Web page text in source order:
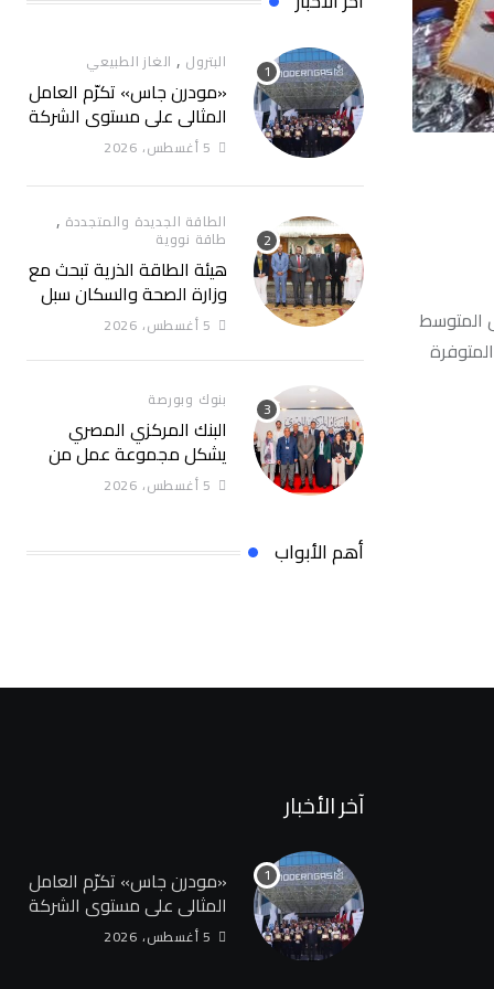
المتوسط
البترول , الغاز الطبيعي
«مودرن جاس» تكرّم العامل
المثالي علي مستوي الشركة
5 أغسطس، 2026
الطاقة الجديدة والمتجددة ,
طاقة نووية
هيئة الطاقة الذرية تبحث مع
وزارة الصحة والسكان سبل
تعزيز التعاون في مجالات
الصحة والعلاج الإشعاعي
5 أغسطس، 2026
بنوك وبورصة
البنك المركزي المصري
يشكل مجموعة عمل من
الوزارات والجهات المعنية
لإصدار تصنيف التمويل
في تعزيز ثقة المستثمرين
5 أغسطس، 2026
أهم الأبواب
آخر الأخبار
«مودرن جاس» تكرّم العامل
المثالي علي مستوي الشركة
5 أغسطس، 2026